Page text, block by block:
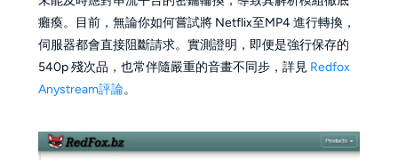
癱瘓。目前，無論你如何嘗試將 Netflix至MP4 進行轉換，
伺服器都會直接阻斷請求。實測證明，即便是強行保存的
540p 殘次品，也常伴隨嚴重的音畫不同步，詳見 Redfox
Anystream評論。